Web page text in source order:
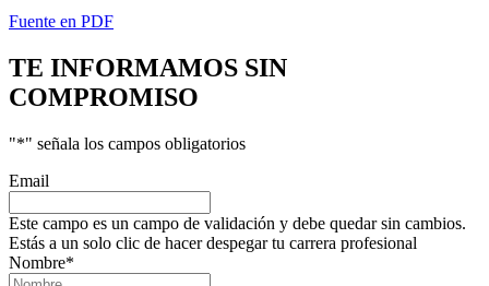
Fuente en PDF
TE INFORMAMOS SIN
COMPROMISO
"*" señala los campos obligatorios
Email
Este campo es un campo de validación y debe quedar sin cambios.
Estás a un solo clic de hacer despegar tu carrera profesional
Nombre*